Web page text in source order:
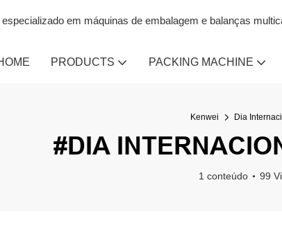
em máquinas de embalagem e balanças
PRODUCTS PACKING MACHINE
Kenwei Dia
#DIA
1 conteúdo 99